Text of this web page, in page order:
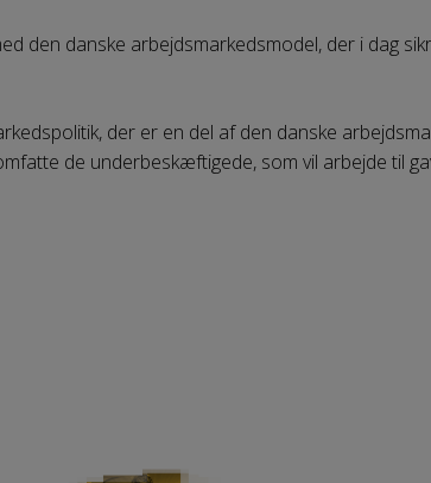
den danske arbejdsmarkedsmodel, der i dag
der er en del af den danske
de underbeskæftigede, som vil arbejde til